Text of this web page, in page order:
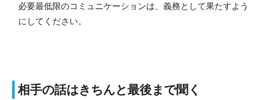
必要最低限のコミュニケーションは、義務として果たすよう
にしてください。
相手の話はきちんと最後まで聞く